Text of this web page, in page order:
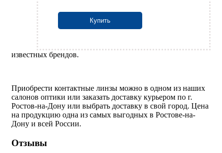
Купить
известных брендов.
Приобрести контактные линзы можно в одном из наших
салонов оптики или заказать доставку курьером по г.
Ростов-на-Дону или выбрать доставку в свой город. Цена
на продукцию одна из самых выгодных в Ростове-на-
Дону и всей России.
Отзывы